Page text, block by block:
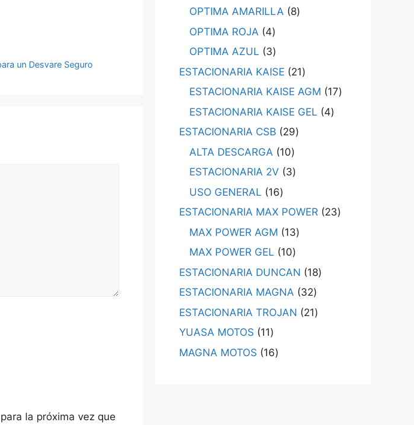
un Desvare Seguro
la próxima vez que
OPTIMA AMARILLA
8
OPTIMA ROJA
4
OPTIMA AZUL
3
ESTACIONARIA KAISE
21
ESTACIONARIA KAISE AGM
17
ESTACIONARIA KAISE GEL
4
ESTACIONARIA CSB
29
ALTA DESCARGA
10
ESTACIONARIA 2V
3
USO GENERAL
16
ESTACIONARIA MAX POWER 23
MAX POWER AGM
13
MAX POWER GEL
10
ESTACIONARIA DUNCAN
18
ESTACIONARIA MAGNA
32
ESTACIONARIA TROJAN
21
YUASA MOTOS
11
MAGNA MOTOS
16